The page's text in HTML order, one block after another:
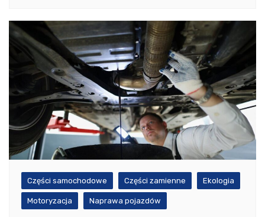
Części samochodowe Części zamienne Ekologia
Motoryzacja Naprawa pojazdów